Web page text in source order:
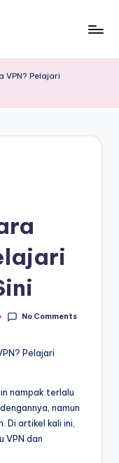
VPN? Pelajari
No Comments
Pelajari
nampak terlalu
namun
Di artikel kali ini,
VPN dan